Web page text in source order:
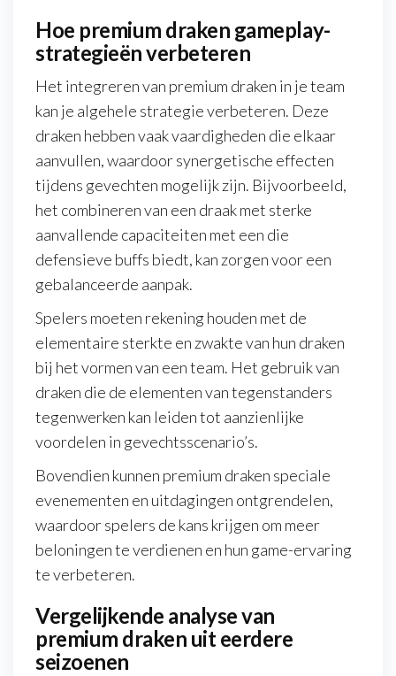
Hoe premium draken gameplay-
strategieën verbeteren
Het integreren van premium draken in je team
kan je algehele strategie verbeteren. Deze
draken hebben vaak vaardigheden die elkaar
aanvullen, waardoor synergetische effecten
tijdens gevechten mogelijk zijn. Bijvoorbeeld,
het combineren van een draak met sterke
aanvallende capaciteiten met een die
defensieve buffs biedt, kan zorgen voor een
gebalanceerde aanpak.
Spelers moeten rekening houden met de
elementaire sterkte en zwakte van hun draken
bij het vormen van een team. Het gebruik van
draken die de elementen van tegenstanders
tegenwerken kan leiden tot aanzienlijke
voordelen in gevechtsscenario’s.
Bovendien kunnen premium draken speciale
evenementen en uitdagingen ontgrendelen,
waardoor spelers de kans krijgen om meer
beloningen te verdienen en hun game-ervaring
te verbeteren.
Vergelijkende analyse van
premium draken uit eerdere
seizoenen